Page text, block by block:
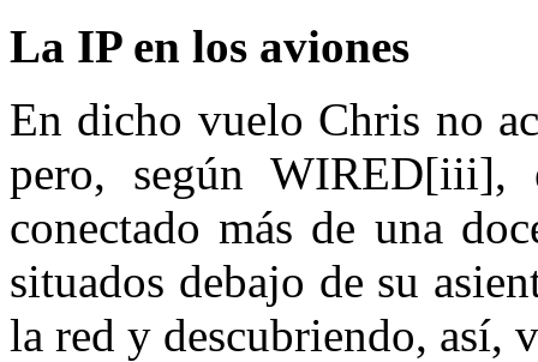
La IP en los aviones
En dicho vuelo Chris no
pero, según WIRED[iii],
conectado más de una
situados debajo de su
la red y descubriendo, así,